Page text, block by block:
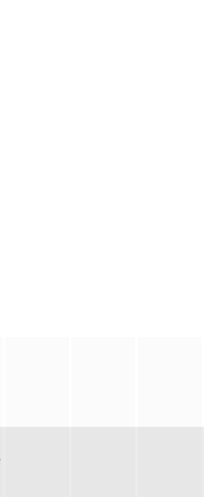
案件设计采用
黄鹰等人开始筹备建立冀南银行，手艺人张宝田在共
羽 饰）因意外踏入玄机界，继而卷入虎云国内乱的漩涡，身陷重重
恩师林晚媚的双重背叛。她从恨意中涅槃重生，借私生女桑落的身
清。十年后的她才学
”那个夜晚，他脸颊微热，还听见自己加速的心跳声…
蒙羞，张謇虽高中状元，却渴望寻求强国之路。他毅然弃政从商，
农村节目中心联合中共郁南县委、郁南县人民政府共同拍摄的20集
人在命运波折中
，憧憬未来。为此，苏琳苦练口语并争取到了英文朗诵
段婚姻只是骗局。陷入困境时，他遇见妻弟贝律清（闫睿豪 饰）并逐
中意合作项目中面对专业挑战与境外竞争，通过创新实践实现本土设